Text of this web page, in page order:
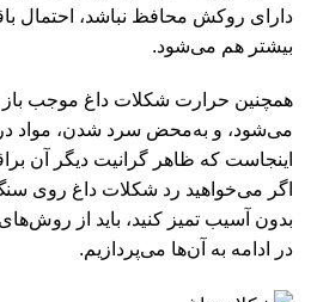
دارای روکش محافظ نباشد، احتمال
بیشتر هم می‌شود.
همچنین حرارت شکلات داغ موجب
می‌شود، و به‌محض سرد شدن، مواد در
اینجاست که ظاهر گرانیت دیگر آن
اگر می‌خواهید رد شکلات داغ روی
بدون آسیب تمیز کنید، باید از
در ادامه به آن‌ها می‌پردازیم.